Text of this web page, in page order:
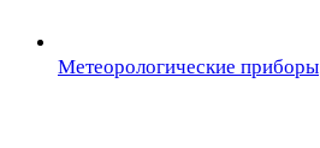
Метеорологические приборы